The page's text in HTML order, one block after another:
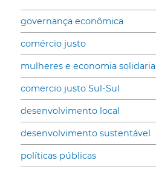
governança econômica
comércio justo
mulheres e economia solidaria
comercio justo Sul-Sul
desenvolvimento local
desenvolvimento sustentável
políticas públicas